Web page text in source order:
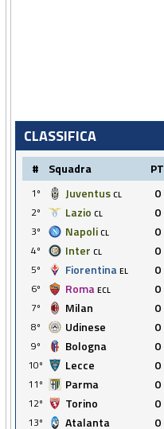
CLASSIFICA
# Squadra PT
1º Juventus CL 0
2º
Lazio CL 0
3º
Napoli CL 0
4º
Inter CL 0
5º
Fiorentina EL 0
6º
Roma ECL 0
7º
Milan 0
8º
Udinese 0
9º
Bologna 0
10º
Lecce 0
11º
Parma 0
12º
Torino 0
13º
Atalanta 0